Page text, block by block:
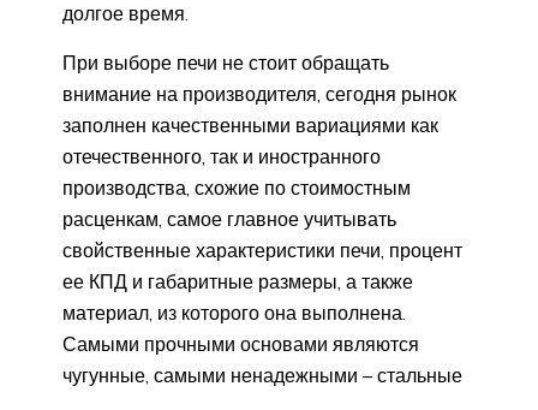
долгое время.
При выборе печи не стоит обращать
внимание на производителя, сегодня рынок
заполнен качественными вариациями как
отечественного, так и иностранного
производства, схожие по стоимостным
расценкам, самое главное учитывать
свойственные характеристики печи, процент
ее КПД и габаритные размеры, а также
материал, из которого она выполнена.
Самыми прочными основами являются
чугунные, самыми ненадежными – стальные